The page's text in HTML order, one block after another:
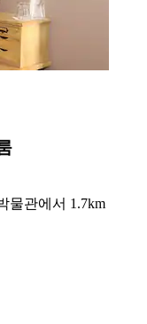
물관에서 1.7km